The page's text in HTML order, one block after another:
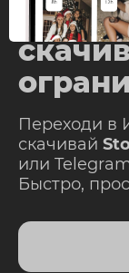
Переходи в
скачивай
или
Быстро,